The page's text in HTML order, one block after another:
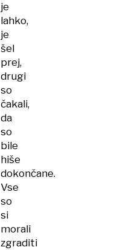
je
lahko,
je
šel
prej,
drugi
so
čakali,
da
so
bile
hiše
dokončane.
Vse
so
si
morali
zgraditi